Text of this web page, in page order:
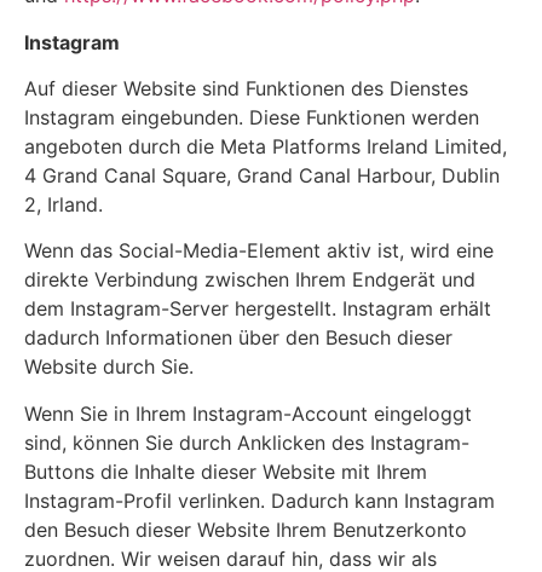
Instagram
Auf dieser Website sind Funktionen des Dienstes
Instagram eingebunden. Diese Funktionen werden
angeboten durch die Meta Platforms Ireland Limited,
4 Grand Canal Square, Grand Canal Harbour, Dublin
2, Irland.
Wenn das Social-Media-Element aktiv ist, wird eine
direkte Verbindung zwischen Ihrem Endgerät und
dem Instagram-Server hergestellt. Instagram erhält
dadurch Informationen über den Besuch dieser
Website durch Sie.
Wenn Sie in Ihrem Instagram-Account eingeloggt
sind, können Sie durch Anklicken des Instagram-
Buttons die Inhalte dieser Website mit Ihrem
Instagram-Profil verlinken. Dadurch kann Instagram
den Besuch dieser Website Ihrem Benutzerkonto
zuordnen. Wir weisen darauf hin, dass wir als